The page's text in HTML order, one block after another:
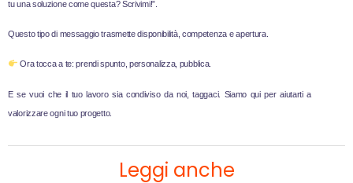
tu una soluzione come questa? Scrivimi!”.
Questo tipo di messaggio trasmette disponibilità, competenza e apertura.
Ora tocca a te: prendi spunto, personalizza, pubblica.
E se vuoi che il tuo lavoro sia condiviso da noi, taggaci. Siamo qui per aiutarti a
valorizzare ogni tuo progetto.
Leggi anche